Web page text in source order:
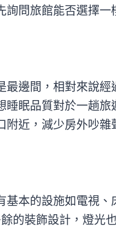
問旅館能否選擇
邊間，相對來說經
眠品質對於一趟
近，減少房外吵雜
本的設施如電視、
的裝飾設計，燈光